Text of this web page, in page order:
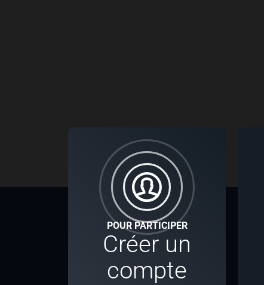
POUR PARTICIPER
Créer un
compte